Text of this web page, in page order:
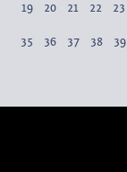
19 20 21 22 23
35 36 37 38 39